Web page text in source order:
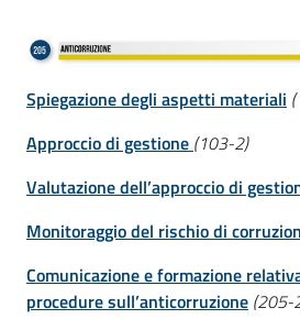
Spiegazione degli aspetti materiali
Approccio di gestione (103-2)
Valutazione dell’approccio di
Monitoraggio del rischio di
Comunicazione e formazione
procedure sull’anticorruzione (205-